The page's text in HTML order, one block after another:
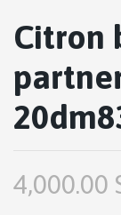
Citron
4,000.00